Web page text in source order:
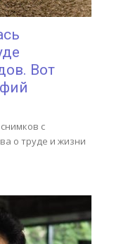
Вот
с
о труде и жизни